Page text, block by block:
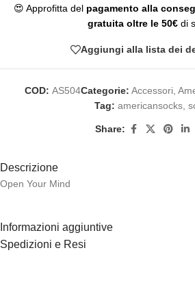
😍 Approfitta del pagamento alla
gratuita oltre le 50€di
Aggiungi alla lista dei
COD: AS504Categorie: Accessori
Tag: americansocks,
Share:
Descrizione
Open Your Mind
Informazioni aggiuntive
Spedizioni e Resi